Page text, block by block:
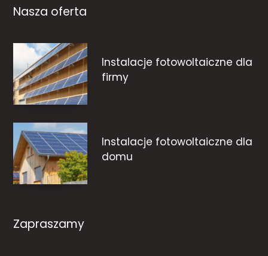
Nasza oferta
Instalacje fotowoltaiczne dla
firmy
Instalacje fotowoltaiczne dla
domu
Zapraszamy